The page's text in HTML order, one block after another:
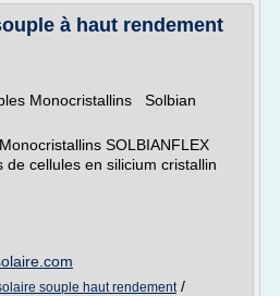
à haut rendement
Monocristallins Solbian
SOLBIANFLEX
de cellules en silicium cristallin
souple haut rendement/